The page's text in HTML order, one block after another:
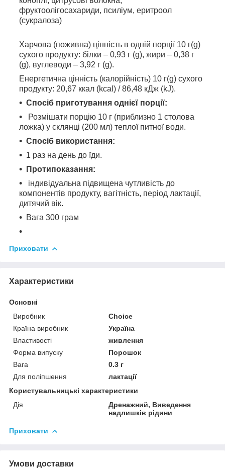
фруктоолігосахариди, псиліум, еритроол
(сукралоза)
Харчова (поживна) цінність в одній порції 10 г(g)
сухого продукту: білки – 0,93 г (g), жири – 0,38 г
(g), вуглеводи – 3,92 г (g).
Енергетична цінність (калорійність) 10 г(g) сухого
продукту: 20,67 ккал (kcal) / 86,48 кДж (kJ).
Спосіб приготування однієї порції:
Розмішати порцію 10 г (приблизно 1 столова
ложка) у склянці (200 мл) теплої питної води.
Спосіб використання:
1 раз на день до їди.
Протипоказання:
індивідуальна підвищена чутливість до
компонентів продукту, вагітність, період лактації,
дитячий вік.
Вага 300 грам
Приховати
Характеристики
Основні
Виробник
Choice
Країна виробник
Україна
Властивості
живлення
Форма випуску
Порошок
Вага
0.3 г
Для поліпшення
лактації
Користувальницькі характеристики
Дія
Дренажний, Виведення
надлишків рідини
Приховати
Умови доставки